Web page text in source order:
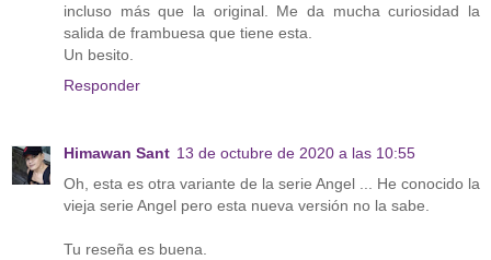
incluso más que la original. Me da mucha curiosidad la
salida de frambuesa que tiene esta.
Un besito.
Responder
Himawan Sant 13 de octubre de 2020 a las 10:55
Oh, esta es otra variante de la serie Angel ... He conocido la
vieja serie Angel pero esta nueva versión no la sabe.
Tu reseña es buena.